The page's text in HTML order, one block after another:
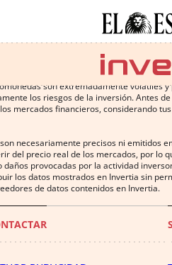
conlleva altos riesgos, incluyendo la
son extremadamente
los riesgos de la inversión. Antes
mercados financieros, considerando
necesariamente precisos ni
del precio real de los mercados, por
provocadas por la actividad
los datos mostrados en Invertia sin
de datos contenidos en Invertia.